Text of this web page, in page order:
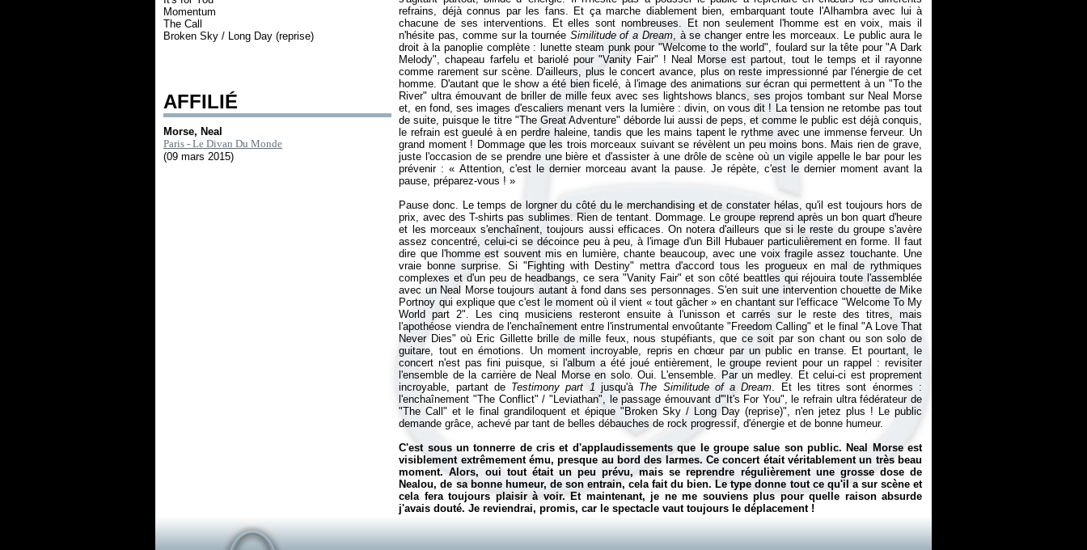
Momentum
The Call
Broken Sky / Long Day (reprise)
AFFILIÉ
Morse, Neal
Paris - Le Divan Du Monde
(09 mars 2015)
refrains, déjà connus par les fans. Et ça marche diablement bien, embarquant toute l'Alhambra avec lui à
chacune de ses interventions. Et elles sont nombreuses. Et non seulement l'homme est en voix, mais il
n'hésite pas, comme sur la tournée Similitude of a Dream, à se changer entre les morceaux. Le public aura le
droit à la panoplie complète : lunette steam punk pour "Welcome to the world", foulard sur la tête pour "A Dark
Melody", chapeau farfelu et bariolé pour "Vanity Fair" ! Neal Morse est partout, tout le temps et il rayonne
comme rarement sur scène. D'ailleurs, plus le concert avance, plus on reste impressionné par l'énergie de cet
homme. D'autant que le show a été bien ficelé, à l'image des animations sur écran qui permettent à un "To the
River" ultra émouvant de briller de mille feux avec ses lightshows blancs, ses projos tombant sur Neal Morse
et, en fond, ses images d'escaliers menant vers la lumière : divin, on vous dit ! La tension ne retombe pas tout
de suite, puisque le titre "The Great Adventure" déborde lui aussi de peps, et comme le public est déjà conquis,
le refrain est gueulé à en perdre haleine, tandis que les mains tapent le rythme avec une immense ferveur. Un
grand moment ! Dommage que les trois morceaux suivant se révèlent un peu moins bons. Mais rien de grave,
juste l'occasion de se prendre une bière et d'assister à une drôle de scène où un vigile appelle le bar pour les
prévenir : « Attention, c'est le dernier morceau avant la pause. Je répète, c'est le dernier moment avant la
pause, préparez-vous !»
Pause donc. Le temps de lorgner du côté du le merchandising et de constater hélas, qu'il est toujours hors de
prix, avec des T-shirts pas sublimes. Rien de tentant. Dommage. Le groupe reprend après un bon quart d'heure
et les morceaux s'enchaînent, toujours aussi efficaces. On notera d'ailleurs que si le reste du groupe s'avère
assez concentré, celui-ci se décoince peu à peu, à l'image d'un Bill Hubauer particulièrement en forme. Il faut
dire que l'homme est souvent mis en lumière, chante beaucoup, avec une voix fragile assez touchante. Une
vraie bonne surprise. Si "Fighting with Destiny" mettra d'accord tous les progueux en mal de rythmiques
complexes et d'un peu de headbangs, ce sera "Vanity Fair" et son côté beattles qui réjouira toute l'assemblée
avec un Neal Morse toujours autant à fond dans ses personnages. S'en suit une intervention chouette de Mike
Portnoy qui explique que c'est le moment où il vient « tout gâcher» en chantant sur l'efficace "Welcome To My
World part 2". Les cinq musiciens resteront ensuite à l'unisson et carrés sur le reste des titres, mais
l'apothéose viendra de l'enchaînement entre l'instrumental envoûtante "Freedom Calling" et le final "A Love That
Never Dies" où Eric Gillette brille de mille feux, nous stupéfiants, que ce soit par son chant ou son solo de
guitare, tout en émotions. Un moment incroyable, repris en chœur par un public en transe. Et pourtant, le
concert n'est pas fini puisque, si l'album a été joué entièrement, le groupe revient pour un rappel : revisiter
l'ensemble de la carrière de Neal Morse en solo. Oui. L'ensemble. Par un medley. Et celui-ci est proprement
incroyable, partant de Testimony part 1 jusqu'à The Similitude of a Dream. Et les titres sont énormes :
l'enchaînement "The Conflict" / "Leviathan", le passage émouvant d'"It's For You", le refrain ultra fédérateur de
"The Call" et le final grandiloquent et épique "Broken Sky / Long Day (reprise)", n'en jetez plus ! Le public
demande grâce, achevé par tant de belles débauches de rock progressif, d'énergie et de bonne humeur.
C'est sous un tonnerre de cris et d'applaudissements que le groupe salue son public. Neal Morse est
visiblement extrêmement ému, presque au bord des larmes. Ce concert était véritablement un très beau
moment. Alors, oui tout était un peu prévu, mais se reprendre régulièrement une grosse dose de
Nealou, de sa bonne humeur, de son entrain, cela fait du bien. Le type donne tout ce qu'il a sur scène et
cela fera toujours plaisir à voir. Et maintenant, je ne me souviens plus pour quelle raison absurde
j'avais douté. Je reviendrai, promis, car le spectacle vaut toujours le déplacement !